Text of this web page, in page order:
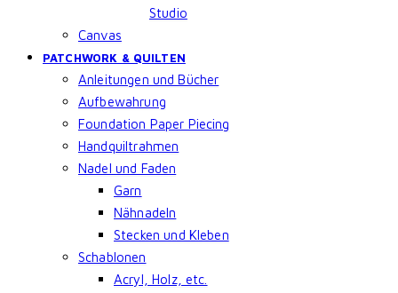
Studio
Canvas
PATCHWORK & QUILTEN
Anleitungen und Bücher
Aufbewahrung
Foundation Paper Piecing
Handquiltrahmen
Nadel und Faden
Garn
Nähnadeln
Stecken und Kleben
Schablonen
Acryl, Holz, etc.